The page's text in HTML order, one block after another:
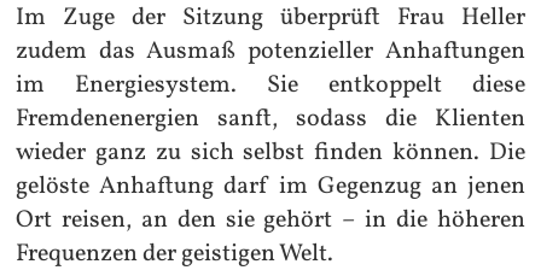
Im Zuge der Sitzung überprüft Frau Heller
zudem das Ausmaß potenzieller Anhaftungen
im Energiesystem. Sie entkoppelt diese
Fremdenenergien sanft, sodass die Klienten
wieder ganz zu sich selbst finden können. Die
gelöste Anhaftung darf im Gegenzug an jenen
Ort reisen, an den sie gehört – in die höheren
Frequenzen der geistigen Welt.